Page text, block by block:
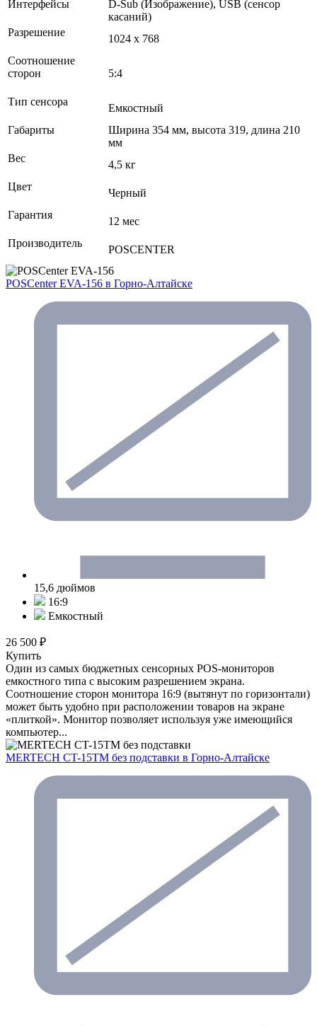
Интерфейсы
D-Sub (Изображение), USB (сенсор
касаний)
Разрешение
1024 x 768
Соотношение
сторон
5:4
Тип сенсора
Емкостный
Габариты
Ширина 354 мм, высота 319, длина 210
мм
Вес
4,5 кг
Цвет
Черный
Гарантия
12 мес
Производитель
POSCENTER
POSCenter EVA-156 в Горно-Алтайске
15,6 дюймов
16:9
Емкостный
26 500 ₽
Купить
Один из самых бюджетных сенсорных POS-мониторов
емкостного типа с высоким разрешением экрана.
Соотношение сторон монитора 16:9 (вытянут по горизонтали)
может быть удобно при расположении товаров на экране
«плиткой». Монитор позволяет используя уже имеющийся
компьютер...
MERTECH CT-15ТM без подставки в Горно-Алтайске